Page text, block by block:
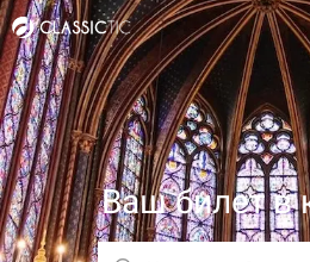
Ваш билет в